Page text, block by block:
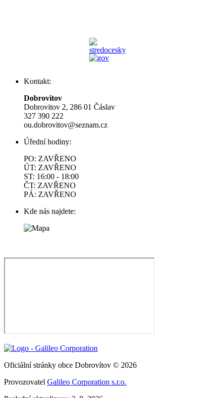
Kontakt:
Dobrovitov
Dobrovitov 2, 286 01 Čáslav
327 390 222
ou.dobrovitov@seznam.cz
Úřední hodiny:
PO: ZAVŘENO
ÚT: ZAVŘENO
ST: 16:00 - 18:00
ČT: ZAVŘENO
PÁ: ZAVŘENO
Kde nás najdete:
Oficiální stránky obce Dobrovítov © 2026
Provozovatel Galileo Corporation s.r.o.